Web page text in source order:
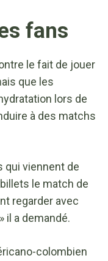
fans
le fait de jouer
que les
lors de
à des matchs
qui viennent de
le match de
regarder avec
il a demandé.
colombien